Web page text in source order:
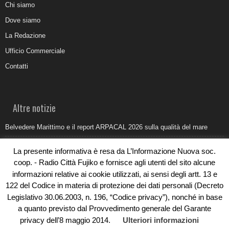
Chi siamo
Dove siamo
La Redazione
Ufficio Commerciale
Contatti
Altre notizie
Belvedere Marittimo e il report ARPACAL 2026 sulla qualità del mare
Umidità di risalita in casa, come riconoscere i segnali veri
Torna il Sun Donato Festival 2026
Come il busking moderno ridisegna il paesaggio sonoro urbano
La presente informativa è resa da L’Informazione Nuova soc.
coop. - Radio Città Fujiko e fornisce agli utenti del sito alcune
informazioni relative ai cookie utilizzati, ai sensi degli artt. 13 e
122 del Codice in materia di protezione dei dati personali (Decreto
Legislativo 30.06.2003, n. 196, “Codice privacy”), nonché in base
a quanto previsto dal Provvedimento generale del Garante
privacy dell’8 maggio 2014.
Ulteriori informazioni